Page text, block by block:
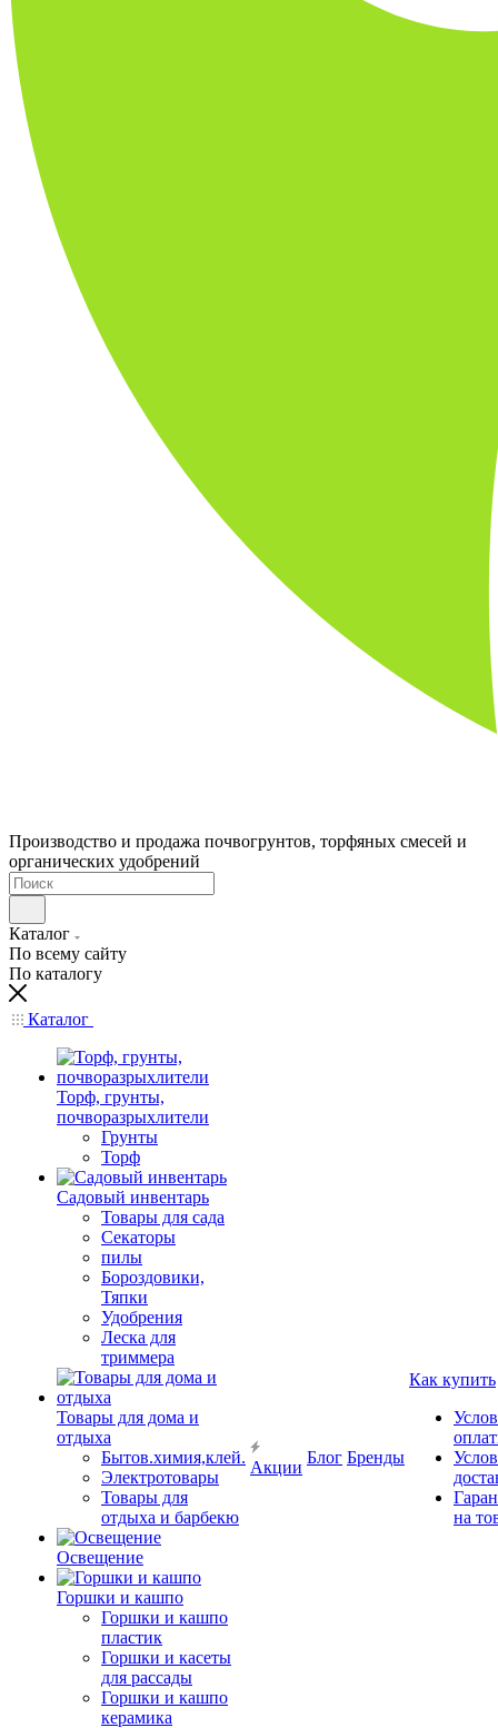
Производство и продажа почвогрунтов, торфяных смесей и
органических удобрений
Каталог
По всему сайту
По каталогу
Каталог
Торф, грунты,
почворазрыхлители
Грунты
Торф
Садовый инвентарь
Товары для сада
Секаторы
пилы
Бороздовики,
Тяпки
Удобрения
Леска для
триммера
Товары для дома и
отдыха
Бытов.химия,клей.
Электротовары
Товары для
отдыха и барбекю
Освещение
Горшки и кашпо
Горшки и кашпо
пластик
Горшки и касеты
для рассады
Горшки и кашпо
керамика
Акции
Блог Бренды
Как купить
на